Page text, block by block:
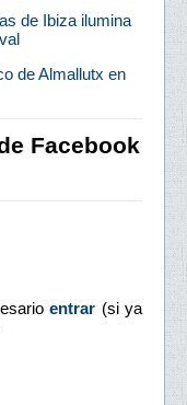
de Ibiza ilumina
de Almallutx en
Facebook
entrar (si ya